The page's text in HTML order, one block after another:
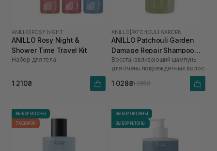
ANILLO ROSY NIGHT
ANILLO Rosy Night &
Shower Time Travel Kit
Набор для тела
1 210₴
ANILLO PATCHOULI GARDEN
ANILLO Patchouli Garden
Damage Repair Shampoo
300 мл
Восстанавливающий шампунь
для очень поврежденных волос
1 028₴1 285₴
ВЫБОР ИЛОНЫ
ПОДАРОК
ВЫБОР ОКСАНЫ
ВЫБОР ИЛОНЫ